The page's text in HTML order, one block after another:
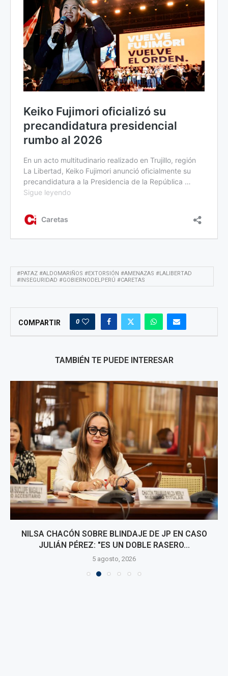
#PATAZ #ALDOMARIÑOS #EXTORSIÓN #AMENAZAS #LALIBERTAD
#INSEGURIDAD #GOBIERNODELPERÚ #CARETAS
COMPARTIR 0
TAMBIÉN TE PUEDE INTERESAR
NILSA CHACÓN SOBRE BLINDAJE DE JP EN CASO
JULIÁN PÉREZ: "ES UN DOBLE RASERO...
5 agosto, 2026